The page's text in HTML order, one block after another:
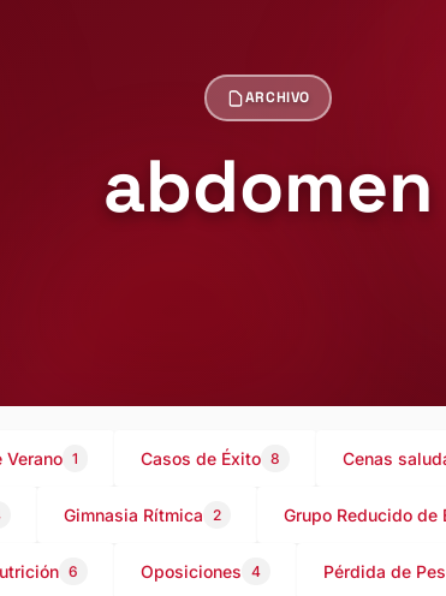
ARCHIVO
abdomen
Verano 1 Casos de Éxito 8 Cenas
Gimnasia Rítmica 2 Grupo Reducido de
6 Oposiciones 4 Pérdida de